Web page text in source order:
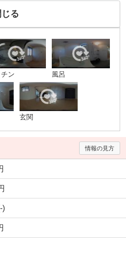
る
ン 風呂
玄関
情報の見方
)